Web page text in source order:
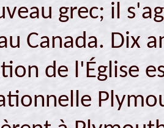
grec; il
Canada. Dix
de l'Église